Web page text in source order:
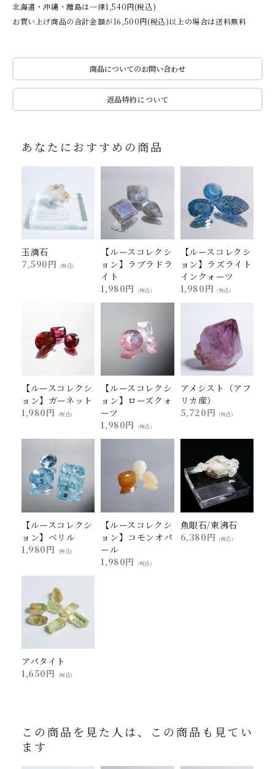
北海道・沖縄・離島は一律1,540円(税込)
お買い上げ商品の合計金額が16,500円(税込)以上の場合は送料無料
商品についてのお問い合わせ
返品特約について
あなたにおすすめの商品
玉滴石
7,590円
(税込)
【ルースコレクシ
ョン】ラブラドラ
イト
1,980円
(税込)
【ルースコレクシ
ョン】ラズライト
インクォーツ
1,980円
(税込)
【ルースコレクシ
ョン】ガーネット
1,980円
(税込)
【ルースコレクシ
ョン】ローズクォ
ーツ
1,980円
(税込)
アメシスト（アフ
リカ産）
5,720円
(税込)
【ルースコレクシ
ョン】ベリル
1,980円
(税込)
【ルースコレクシ
ョン】コモンオパ
ール
1,980円
(税込)
魚眼石/束沸石
6,380円
(税込)
アパタイト
1,650円
(税込)
この商品を見た人は、この商品も見てい
ます